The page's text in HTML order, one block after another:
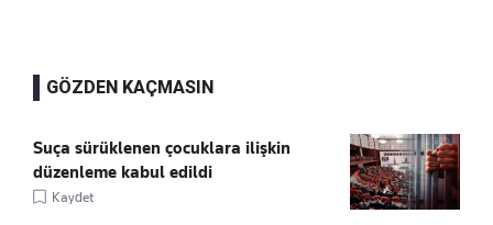
GÖZDEN KAÇMASIN
Suça sürüklenen çocuklara ilişkin
düzenleme kabul edildi
Kaydet